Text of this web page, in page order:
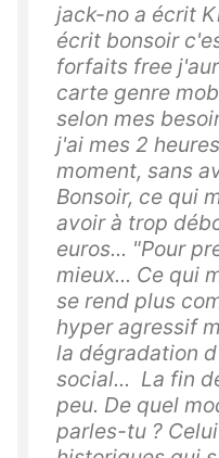
jack-no a écrit
écrit bonsoir
forfaits free
carte genre
selon mes
j'ai mes 2
moment, sans
Bonsoir, ce qui
avoir à trop
euros... "Pour
mieux... Ce qui
se rend plus
hyper agressif
la dégradation
social... La fin
peu. De quel
parles-tu ?